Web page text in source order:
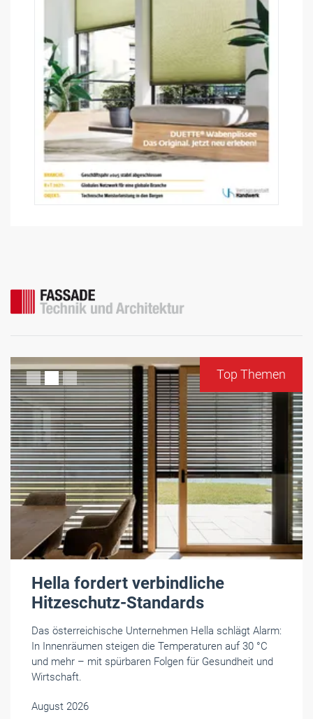
Top Themen
Hella fordert verbindliche
Hitzeschutz-Standards
Das österreichische Unternehmen Hella schlägt Alarm:
In Innenräumen steigen die Temperaturen auf 30 °C
und mehr – mit spürbaren Folgen für Gesundheit und
Wirtschaft.
August 2026